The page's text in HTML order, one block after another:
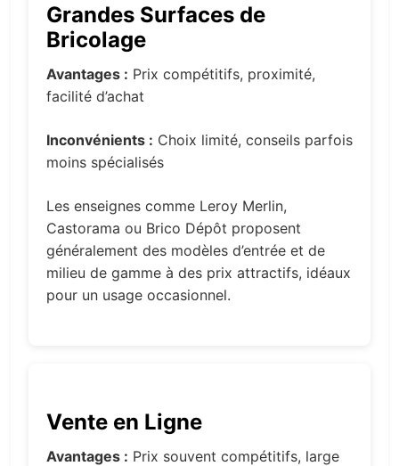
Grandes Surfaces de
Bricolage
Avantages : Prix compétitifs, proximité,
facilité d’achat
Inconvénients : Choix limité, conseils parfois
moins spécialisés
Les enseignes comme Leroy Merlin,
Castorama ou Brico Dépôt proposent
généralement des modèles d’entrée et de
milieu de gamme à des prix attractifs, idéaux
pour un usage occasionnel.
Vente en Ligne
Avantages : Prix souvent compétitifs, large